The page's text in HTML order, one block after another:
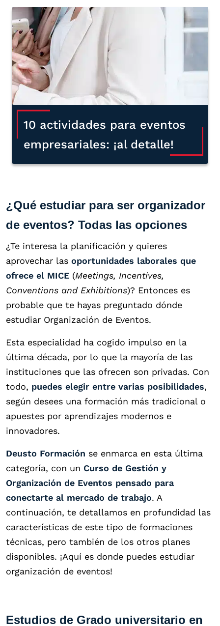
10 actividades para eventos
empresariales: ¡al detalle!
¿Qué estudiar para ser organizador
de eventos? Todas las opciones
¿Te interesa la planificación y quieres
aprovechar las oportunidades laborales que
ofrece el MICE (Meetings, Incentives,
Conventions and Exhibitions)? Entonces es
probable que te hayas preguntado dónde
estudiar Organización de Eventos.
Esta especialidad ha cogido impulso en la
última década, por lo que la mayoría de las
instituciones que las ofrecen son privadas. Con
todo, puedes elegir entre varias posibilidades,
según desees una formación más tradicional o
apuestes por aprendizajes modernos e
innovadores.
Deusto Formación se enmarca en esta última
categoría, con un Curso de Gestión y
Organización de Eventos pensado para
conectarte al mercado de trabajo. A
continuación, te detallamos en profundidad las
características de este tipo de formaciones
técnicas, pero también de los otros planes
disponibles. ¡Aquí es donde puedes estudiar
organización de eventos!
Estudios de Grado universitario en